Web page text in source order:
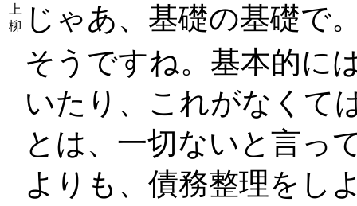
上
柳
じゃあ、基礎の基礎で
そうですね。基本的に
いたり、これがなくて
とは、一切ないと言っ
よりも、債務整理をし